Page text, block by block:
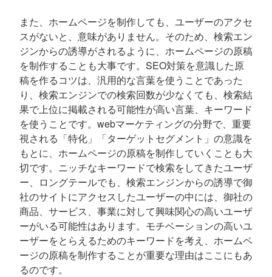
また、ホームページを制作しても、ユーザーのアクセ
スがないと、意味がありません。そのため、検索エン
ジンからの誘導がされるように、ホームページの原稿
を制作することも大事です。SEO対策を意識した原
稿を作るコツは、汎用的な言葉を使うことであった
り、検索エンジンでの検索回数が少なくても、検索結
果で上位に掲載される可能性が高い言葉、キーワード
を使うことです。webマーケティングの分野で、重要
視される「特化」「ターゲットセグメント」の意識を
もとに、ホームページの原稿を制作していくことも大
切です。ニッチなキーワードで検索をしてきたユーザ
ー、ロングテールでも、検索エンジンからの誘導で御
社のサイトにアクセスしたユーザーの中には、御社の
商品、サービス、事業に対して興味関心の高いユーザ
ーがいる可能性はあります。モチベーションの高いユ
ーザーをとらえるためのキーワードを考え、ホームペ
ージの原稿を制作することが重要な理由はここにもあ
るのです。